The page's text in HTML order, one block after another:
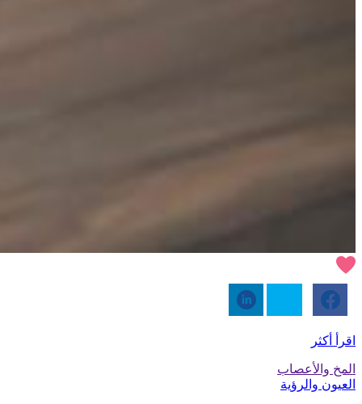
اقرأ أكثر
المخ والأعصاب
العيون والرؤية